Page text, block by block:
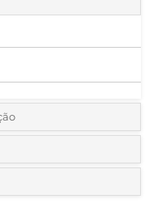
do logotipo: